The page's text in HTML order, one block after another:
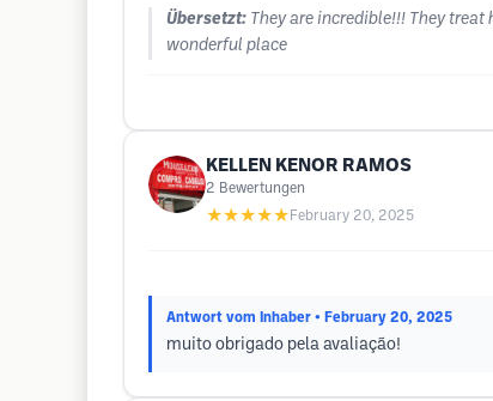
Übersetzt: They are incredible!!! They
wonderful place
KELLEN KENOR RAMOS
2 Bewertungen
★★★★★ February 20, 2025
Antwort vom Inhaber • February 20, 2025
muito obrigado pela avaliação!